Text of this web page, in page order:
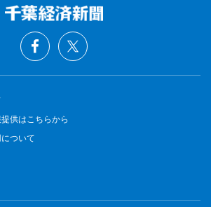
供はこちらから
ついて